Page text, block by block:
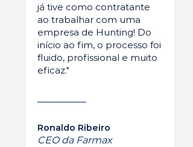
já tive como contratante
ao trabalhar com uma
empresa de Hunting! Do
início ao fim, o processo foi
fluido, profissional e muito
eficaz."
Ronaldo Ribeiro
CEO da Farmax